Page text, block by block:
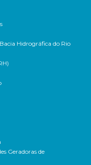
Hidrográfica do Rio
Geradoras de